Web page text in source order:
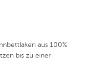
aus 100%
bis zu einer